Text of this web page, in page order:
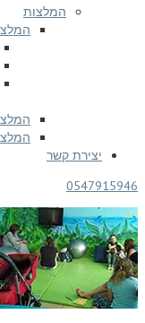
המלצות
המלצות בוגרי
יעל
רותי
אורי
המלצות
המלצות קולגות
קשר